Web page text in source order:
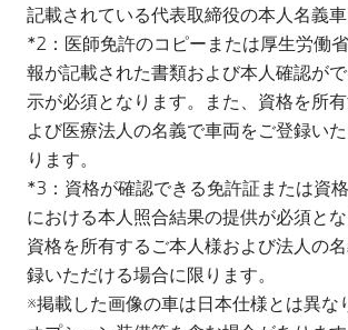
記載されている代表取締役の本人名義車
*2：医師免許のコピーまたは厚生労働
報が記載された書類および本人確認が
示が必須となります。また、資格を所
よび医療法人の名義で車両をご登録い
ります。
*3：資格が確認できる免許証または資
における本人照合結果の提供が必須とな
資格を所有するご本人様および法人の
録いただける場合に限ります。
※掲載した画像の車は日本仕様とは異な